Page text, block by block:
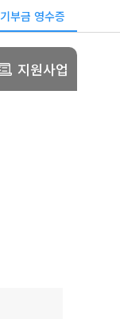
기부금 영수증
지원사업